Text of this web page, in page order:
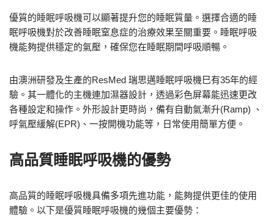
優質的睡眠呼吸機可以顯著提升您的睡眠質量。選擇合適的睡
眠呼吸機對於改善睡眠窒息症的治療效果至關重要。睡眠呼吸
機能夠提供穩定的氣壓，確保您在睡眠期間呼吸順暢。
由澳洲研發及生產的ResMed 瑞思邁睡眠呼吸機巳有35年的經
驗。其一體化的主機連加濕器設計，透過彩色屏幕能迅速更改
各種設定和操作。外形設計更時尚，備有自動氣漸升(Ramp) 、
呼氣壓緩解(EPR)、一按開機功能等，日常使用簡單方便。
高品質睡眠呼吸機的優勢
高品質的睡眠呼吸機具備多項先進功能，能夠提供更佳的使用
體驗。以下是優質睡眠呼吸機的幾個主要優勢：